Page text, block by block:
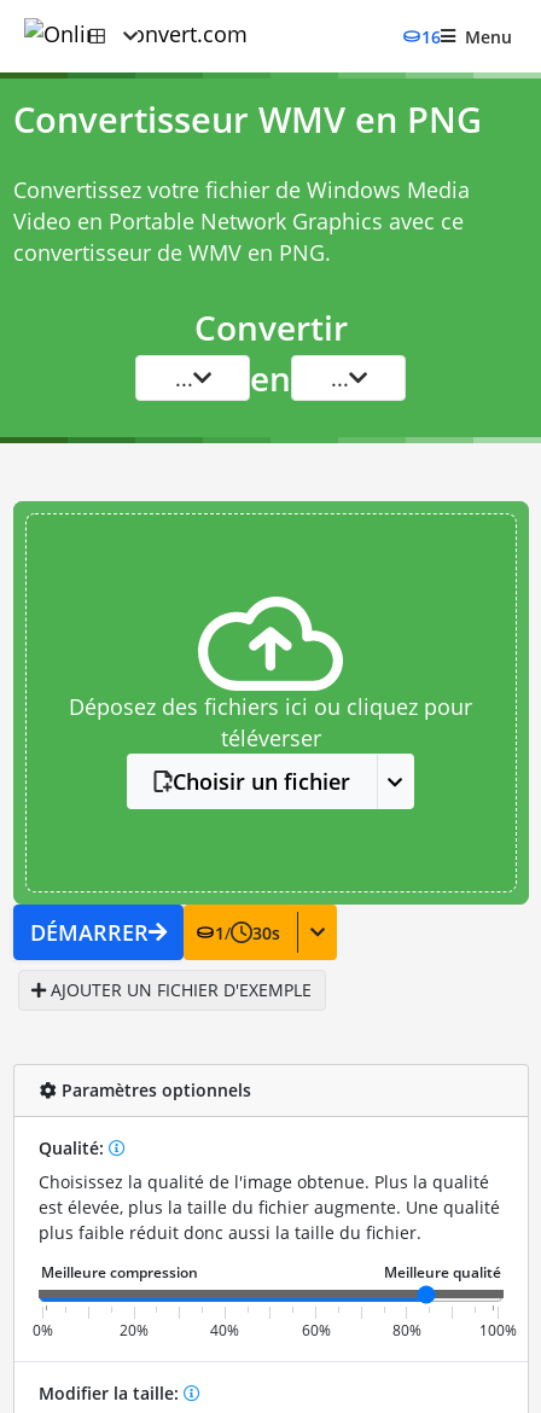
16 Menu
Convertisseur WMV en PNG
Convertissez votre fichier de Windows Media
Video en Portable Network Graphics avec ce
convertisseur de WMV en PNG.
Convertir
... en ...
Déposez des fichiers ici ou cliquez pour
téléverser
Choisir un fichier
DÉMARRER 1/ 30s
AJOUTER UN FICHIER D'EXEMPLE
Paramètres optionnels
Qualité:
Choisissez la qualité de l'image obtenue. Plus la qualité
est élevée, plus la taille du fichier augmente. Une qualité
plus faible réduit donc aussi la taille du fichier.
0% 20% 40% 60% 80% 100%
Modifier la taille: